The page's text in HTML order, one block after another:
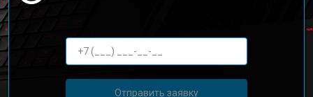
Отправить заявку